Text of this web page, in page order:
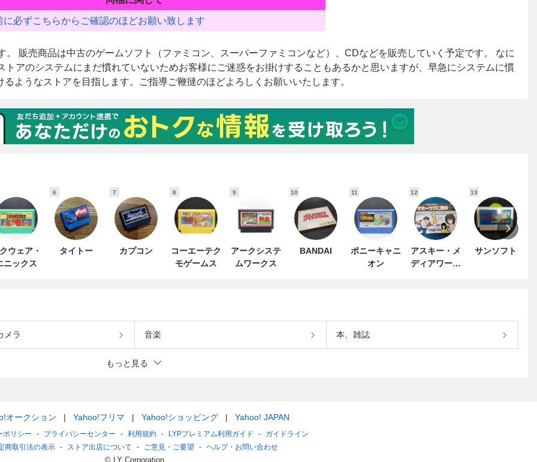
ウェア・
ニックス
6
タイトー
7
カプコン
8
コーエーテク
モゲームス
9
アークシステ
ムワークス
10
BANDAI
11
ポニーキャニ
オン
12
アスキー・メ
ディアワーク
13
サンソフト
メラ 音楽 本、雑誌
もっと見る
オークション Yahoo!フリマ Yahoo!ショッピング Yahoo! JAPAN
ポリシー プライバシーセンター 利用規約 LYPプレミアム利用ガイド
ガイドライン
商取引法の表示
ストア出店について ご意見・ご要望 ヘルプ・お問い合わせ
© LY Corporation